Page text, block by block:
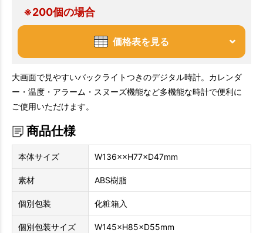
※200個の場合
価格表を見る
大画面で見やすいバックライトつきのデジタル時計。カレンダ
ー・温度・アラーム・スヌーズ機能など多機能な時計で便利に
ご使用いただけます。
商品仕様
本体サイズ W136××H77×D47mm
素材 ABS樹脂
個別包装 化粧箱入
個別包装サイズ W145×H85×D55mm